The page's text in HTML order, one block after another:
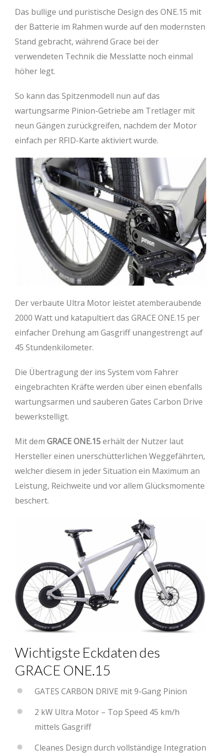
Das bullige und puristische Design des ONE.15 mit
der Batterie im Rahmen wurde auf den modernsten
Stand gebracht, während Grace bei der
verwendeten Technik die Messlatte noch einmal
höher legt.
So kann das Spitzenmodell nun auf das
wartungsarme Pinion-Getriebe am Tretlager mit
neun Gängen zurückgreifen, nachdem der Motor
einfach per RFID-Karte aktiviert wurde.
Der verbaute Ultra Motor leistet atemberaubende
2000 Watt und katapultiert das GRACE ONE.15 per
einfacher Drehung am Gasgriff unangestrengt auf
45 Stundenkilometer.
Die Übertragung der ins System vom Fahrer
eingebrachten Kräfte werden über einen ebenfalls
wartungsarmen und sauberen Gates Carbon Drive
bewerkstelligt.
Mit dem GRACE ONE.15erhält der Nutzer laut
Hersteller einen unerschütterlichen Weggefährten,
welcher diesem in jeder Situation ein Maximum an
Leistung, Reichweite und vor allem Glücksmomente
beschert.
Wichtigste Eckdaten des
GRACE ONE.15
GATES CARBON DRIVE mit 9-Gang Pinion
2 kW Ultra Motor – Top Speed 45 km/h
mittels Gasgriff
Cleanes Design durch vollständige Integration